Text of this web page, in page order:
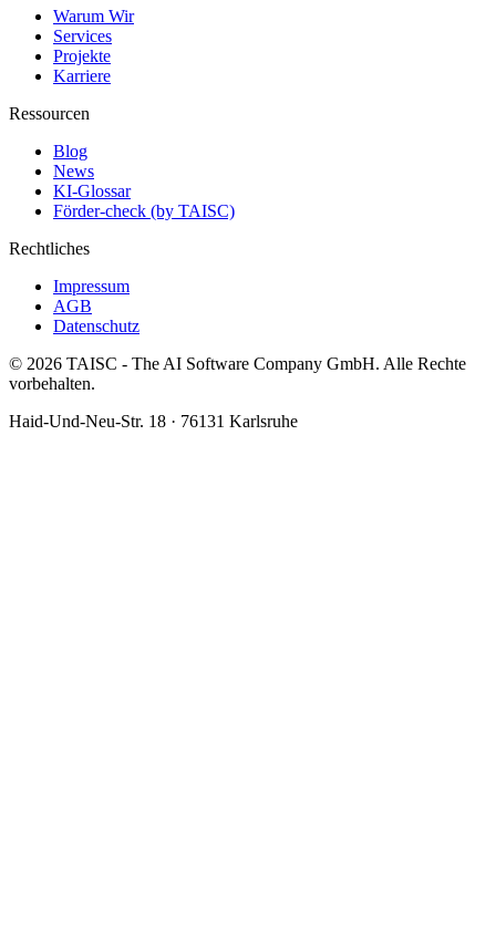
Warum Wir
Services
Projekte
Karriere
Ressourcen
Blog
News
KI-Glossar
Förder-check (by TAISC)
Rechtliches
Impressum
AGB
Datenschutz
© 2026 TAISC - The AI Software Company GmbH. Alle Rechte
vorbehalten.
Haid-Und-Neu-Str. 18 · 76131 Karlsruhe